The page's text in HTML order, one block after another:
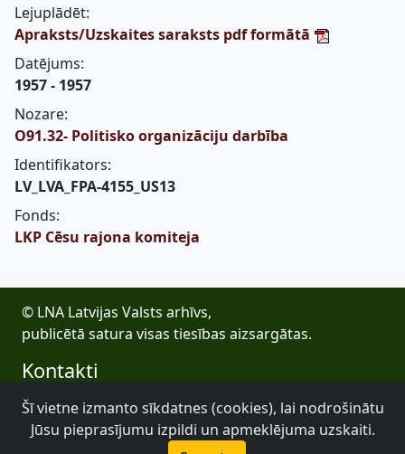
Lejuplādēt:
Apraksts/Uzskaites saraksts pdf formātā
Datējums:
1957 - 1957
Nozare:
O91.32- Politisko organizāciju darbība
Identifikators:
LV_LVA_FPA-4155_US13
Fonds:
LKP Cēsu rajona komiteja
© LNA Latvijas Valsts arhīvs,
publicētā satura visas tiesības aizsargātas.
Kontakti
E-pasts: lva@arhivi.gov.lv
Tālrunis: +371 20027447
Bezdelīgu 1A, Rīga
Šī vietne izmanto sīkdatnes (cookies), lai nodrošinātu
Jūsu pieprasījumu izpildi un apmeklējuma uzskaiti.